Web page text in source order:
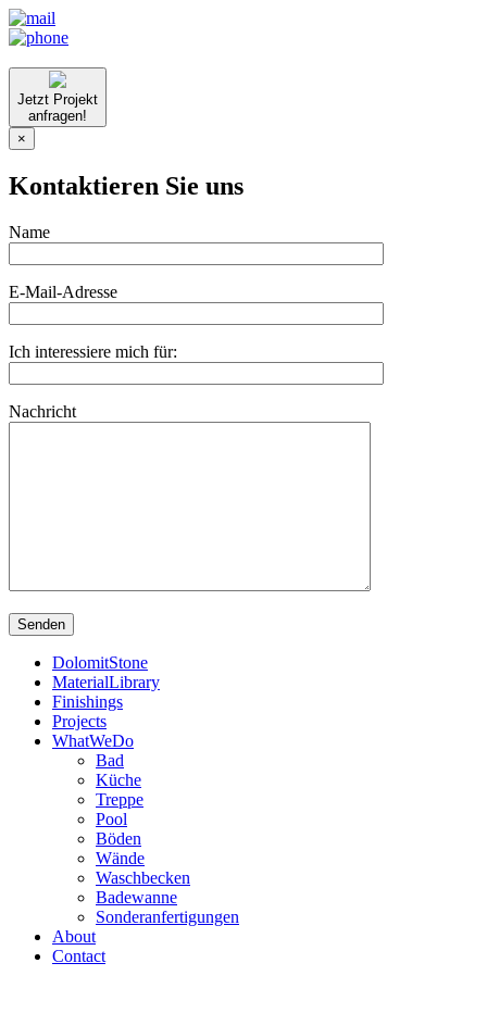
Jetzt Projekt
anfragen!
×
Kontaktieren Sie uns
Name
E-Mail-Adresse
Ich interessiere mich für:
Nachricht
DolomitStone
MaterialLibrary
Finishings
Projects
WhatWeDo
Bad
Küche
Treppe
Pool
Böden
Wände
Waschbecken
Badewanne
Sonderanfertigungen
About
Contact